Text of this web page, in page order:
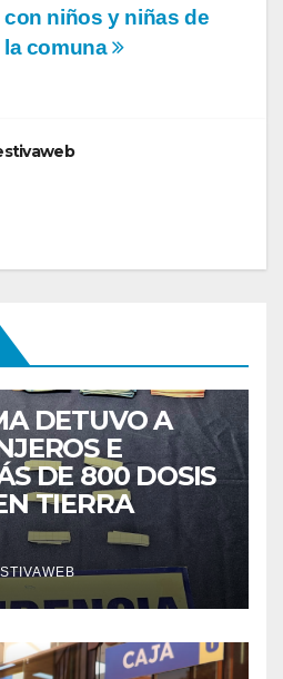
con niños y niñas de
la comuna
DETUVO A
E
DE 800 DOSIS
TIERRA